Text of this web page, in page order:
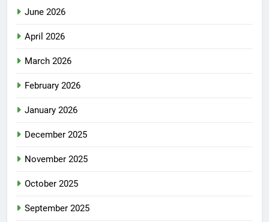
June 2026
April 2026
March 2026
February 2026
January 2026
December 2025
November 2025
October 2025
September 2025